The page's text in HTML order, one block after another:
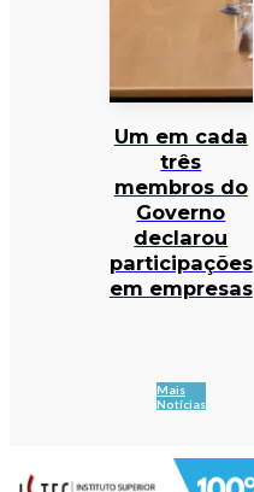
Um em cada
três
membros do
Governo
declarou
participações
em empresas
Mais
Notícias